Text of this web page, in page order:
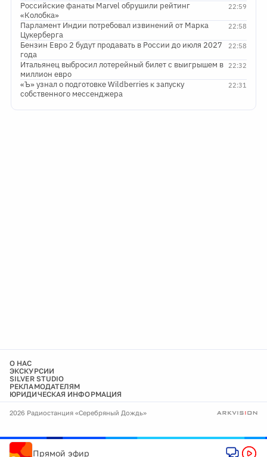
22:59
Российские фанаты Marvel обрушили рейтинг
«Колобка»
22:58
Парламент Индии потребовал извинений от Марка
Цукерберга
22:58
Бензин Евро 2 будут продавать в России до июля 2027
года
22:32
Итальянец выбросил лотерейный билет с выигрышем в
миллион евро
22:31
«Ъ» узнал о подготовке Wildberries к запуску
собственного мессенджера
О НАС
ЭКСКУРСИИ
SILVER STUDIO
РЕКЛАМОДАТЕЛЯМ
ЮРИДИЧЕСКАЯ ИНФОРМАЦИЯ
2026 Радиостанция «Серебряный Дождь»
Прямой эфир